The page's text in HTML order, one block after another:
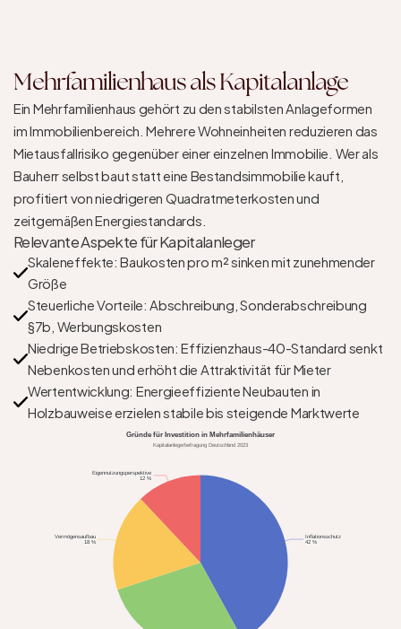
Mehrfamilienhaus als Kapitalanlage
Ein Mehrfamilienhaus gehört zu den stabilsten Anlageformen
im Immobilienbereich. Mehrere Wohneinheiten reduzieren das
Mietausfallrisiko gegenüber einer einzelnen Immobilie. Wer als
Bauherr selbst baut statt eine Bestandsimmobilie kauft,
profitiert von niedrigeren Quadratmeterkosten und
zeitgemäßen Energiestandards.
Relevante Aspekte für Kapitalanleger
Skaleneffekte: Baukosten pro m² sinken mit zunehmender
Größe
Steuerliche Vorteile: Abschreibung, Sonderabschreibung
§7b, Werbungskosten
Niedrige Betriebskosten: Effizienzhaus-40-Standard senkt
Nebenkosten und erhöht die Attraktivität für Mieter
Wertentwicklung: Energieeffiziente Neubauten in
Holzbauweise erzielen stabile bis steigende Marktwerte
Inflationsschutz
42 %
Vermögensaufbau
18 %
Eigennutzungsperspektive
12 %
Gründe für Investition in Mehrfamilienhäuser
Kapitalanlegerbefragung Deutschland 2023